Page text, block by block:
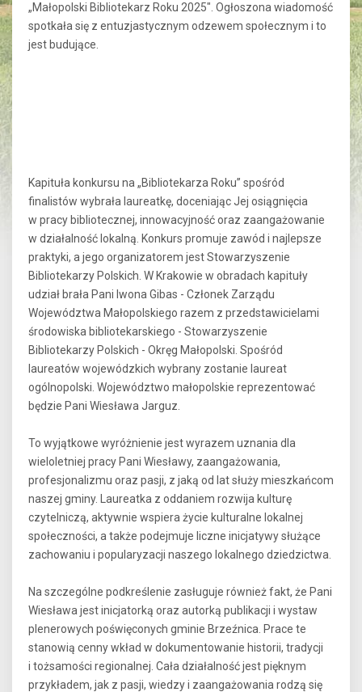
„Małopolski Bibliotekarz Roku 2025". Ogłoszona wiadomość
spotkała się z entuzjastycznym odzewem społecznym i to
jest budujące.
Kapituła konkursu na „Bibliotekarza Roku” spośród
finalistów wybrała laureatkę, doceniając Jej osiągnięcia
w pracy bibliotecznej, innowacyjność oraz zaangażowanie
w działalność lokalną. Konkurs promuje zawód i najlepsze
praktyki, a jego organizatorem jest Stowarzyszenie
Bibliotekarzy Polskich. W Krakowie w obradach kapituły
udział brała Pani Iwona Gibas - Członek Zarządu
Województwa Małopolskiego razem z przedstawicielami
środowiska bibliotekarskiego - Stowarzyszenie
Bibliotekarzy Polskich - Okręg Małopolski. Spośród
laureatów wojewódzkich wybrany zostanie laureat
ogólnopolski. Województwo małopolskie reprezentować
będzie Pani Wiesława Jarguz.
To wyjątkowe wyróżnienie jest wyrazem uznania dla
wieloletniej pracy Pani Wiesławy, zaangażowania,
profesjonalizmu oraz pasji, z jaką od lat służy mieszkańcom
naszej gminy. Laureatka z oddaniem rozwija kulturę
czytelniczą, aktywnie wspiera życie kulturalne lokalnej
społeczności, a także podejmuje liczne inicjatywy służące
zachowaniu i popularyzacji naszego lokalnego dziedzictwa.
Na szczególne podkreślenie zasługuje również fakt, że Pani
Wiesława jest inicjatorką oraz autorką publikacji i wystaw
plenerowych poświęconych gminie Brzeźnica. Prace te
stanowią cenny wkład w dokumentowanie historii, tradycji
i tożsamości regionalnej. Cała działalność jest pięknym
przykładem, jak z pasji, wiedzy i zaangażowania rodzą się